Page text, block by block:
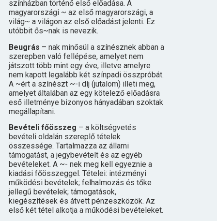
színházban történő első előadása. A
magyarországi ~ az első magyarországi, a
világ~ a világon az első előadást jelenti. Ez
utóbbit ős~nak is nevezik.
Beugrás – nak minősül a színésznek abban a
szerepben való fellépése, amelyet nem
játszott több mint egy éve, illetve amelyre
nem kapott legalább két színpadi összpróbát.
A ~ért a színészt ~-i díj (jutalom) illeti meg,
amelyet általában az egy kötelező előadásra
eső illetménye bizonyos hányadában szoktak
megállapítani.
Bevételi főösszeg – a költségvetés
bevételi oldalán szereplő tételek
összessége. Tartalmazza az állami
támogatást, a jegybevételt és az egyéb
bevételeket. A ~- nek meg kell egyeznie a
kiadási főösszeggel. Tételei: intézményi
működési bevételek; felhalmozás és tőke
jellegű bevételek; támogatások,
kiegészítések és átvett pénzeszközök. Az
első két tétel alkotja a működési bevételeket.